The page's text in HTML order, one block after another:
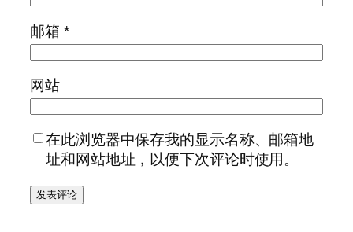
邮箱 *
网站
在此浏览器中保存我的显示名称、邮箱地
址和网站地址，以便下次评论时使用。